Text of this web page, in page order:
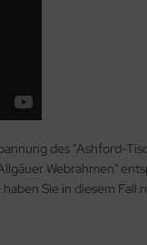
des "Ashford-
Webrahmen"
Sie in diesem Fall